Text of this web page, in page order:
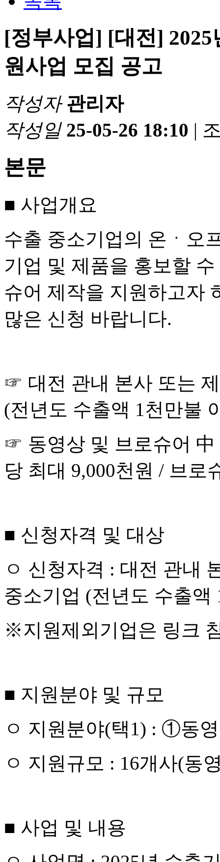
[정부사업] [대전]
원사업 모집 공고
작성자 관리자
작성일 25-05-26 18:10 |
본문
■ 사업개요
수출 중소기업의 온 ㆍ 오
기업 및 제품을 홍보할
슈어 제작을 지원하고자
많은 신청 바랍니다.
☞ 대전 관내 본사 또는
(전년도 수출액 1천만불
☞ 동영상 및 브로슈어 中
당 최대 9,000천원 / 브로
■ 신청자격 및 대상
ㅇ 신청자격 : 대전 관내
중소기업 (전년도 수출액
※지원제외기업은 링크
■ 지원분야 및 규모
ㅇ 지원분야(택1) : ①동
ㅇ 지원규모 : 16개사(동
■ 사업 및 내용